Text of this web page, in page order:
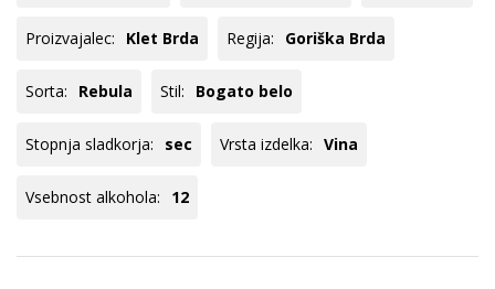
Proizvajalec: Klet Brda Regija: Goriška Brda
Sorta: Rebula Stil: Bogato belo
Stopnja sladkorja: sec Vrsta izdelka: Vina
Vsebnost alkohola: 12